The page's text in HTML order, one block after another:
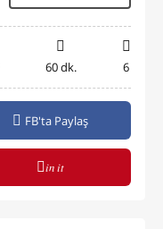
60 dk. 6
FB'ta Paylaş
in it